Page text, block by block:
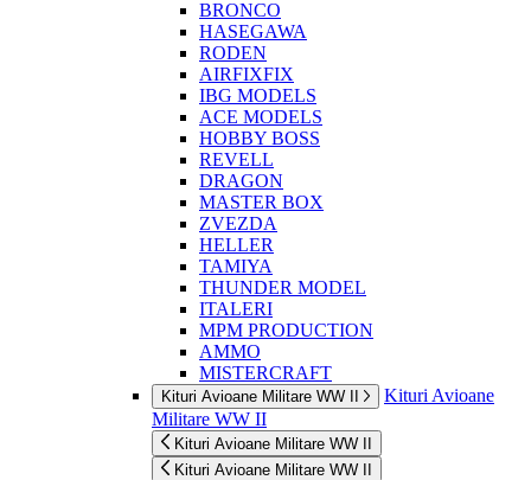
BRONCO
HASEGAWA
RODEN
AIRFIXFIX
IBG MODELS
ACE MODELS
HOBBY BOSS
REVELL
DRAGON
MASTER BOX
ZVEZDA
HELLER
TAMIYA
THUNDER MODEL
ITALERI
MPM PRODUCTION
AMMO
MISTERCRAFT
Kituri Avioane Militare WW II
Kituri Avioane
Militare WW II
Kituri Avioane Militare WW II
Kituri Avioane Militare WW II